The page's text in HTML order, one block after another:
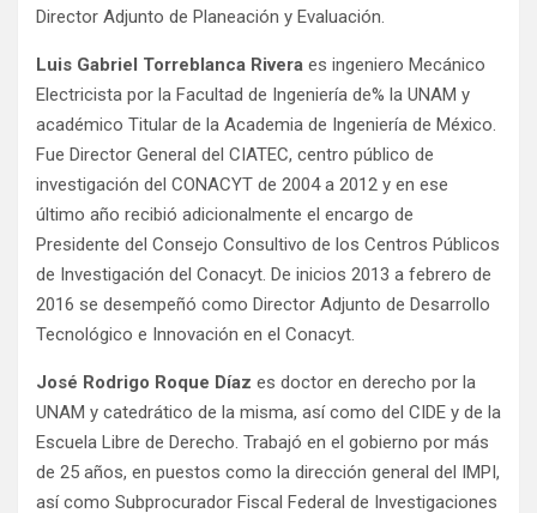
Director Adjunto de Planeación y Evaluación.
Luis Gabriel Torreblanca Rivera es ingeniero Mecánico
Electricista por la Facultad de Ingeniería de% la UNAM y
académico Titular de la Academia de Ingeniería de México.
Fue Director General del CIATEC, centro público de
investigación del CONACYT de 2004 a 2012 y en ese
último año recibió adicionalmente el encargo de
Presidente del Consejo Consultivo de los Centros Públicos
de Investigación del Conacyt. De inicios 2013 a febrero de
2016 se desempeñó como Director Adjunto de Desarrollo
Tecnológico e Innovación en el Conacyt.
José Rodrigo Roque Díaz es doctor en derecho por la
UNAM y catedrático de la misma, así como del CIDE y de la
Escuela Libre de Derecho. Trabajó en el gobierno por más
de 25 años, en puestos como la dirección general del IMPI,
así como Subprocurador Fiscal Federal de Investigaciones